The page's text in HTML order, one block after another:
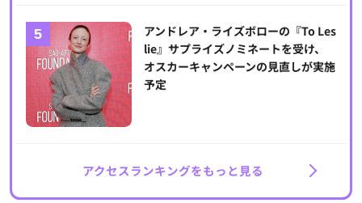
アンドレア・ライズボローの『To Les
lie』サプライズノミネートを受け、
オスカーキャンペーンの見直しが実施
予定
アクセスランキングをもっと見る